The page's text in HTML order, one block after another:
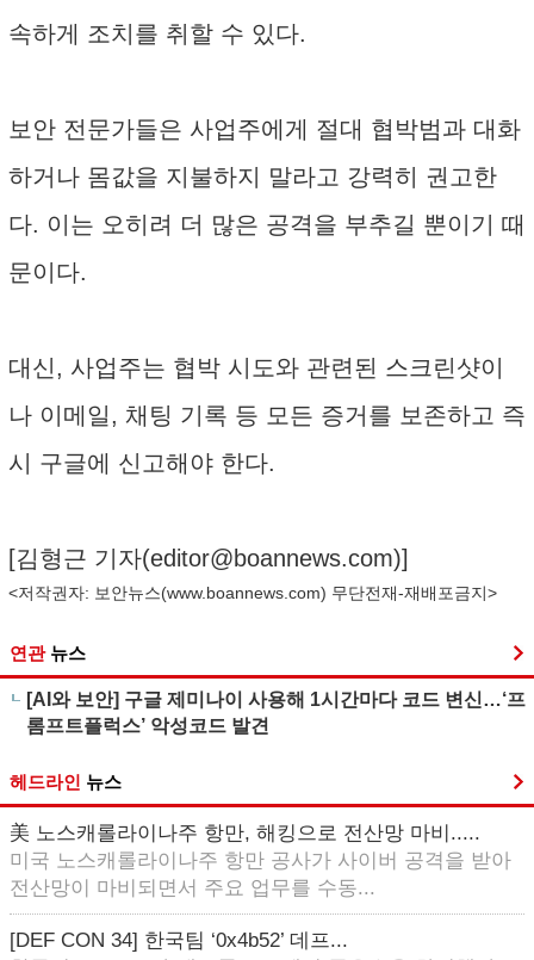
속하게 조치를 취할 수 있다.
보안 전문가들은 사업주에게 절대 협박범과 대화
하거나 몸값을 지불하지 말라고 강력히 권고한
다. 이는 오히려 더 많은 공격을 부추길 뿐이기 때
문이다.
대신, 사업주는 협박 시도와 관련된 스크린샷이
나 이메일, 채팅 기록 등 모든 증거를 보존하고 즉
시 구글에 신고해야 한다.
[김형근 기자(editor@boannews.com)]
<저작권자: 보안뉴스(www.boannews.com) 무단전재-재배포금지>
연관 뉴스
[AI와 보안] 구글 제미나이 사용해 1시간마다 코드 변신…‘프
롬프트플럭스’ 악성코드 발견
헤드라인 뉴스
美 노스캐롤라이나주 항만, 해킹으로 전산망 마비.....
미국 노스캐롤라이나주 항만 공사가 사이버 공격을 받아
전산망이 마비되면서 주요 업무를 수동...
[DEF CON 34] 한국팀 ‘0x4b52’ 데프...